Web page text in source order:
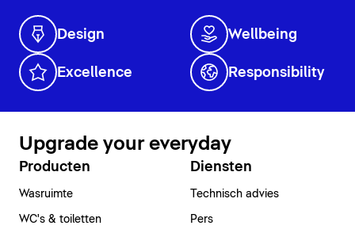
Design Wellbeing
Excellence Responsibility
Upgrade your everyday
Producten
Wasruimte
WC's & toiletten
Diensten
Technisch advies
Pers